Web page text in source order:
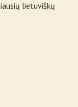
lietuviškų